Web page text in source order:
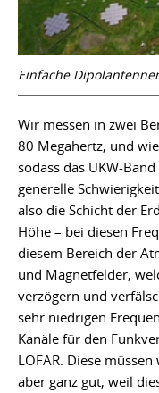
Einfache
Wir messen in zwei
80 Megahertz, und
sodass das UKW-
generelle
also die Schicht der
Höhe – bei diesen
diesem Bereich der
und Magnetfelder,
verzögern und
sehr niedrigen
Kanäle für den
LOFAR. Diese
aber ganz gut, weil